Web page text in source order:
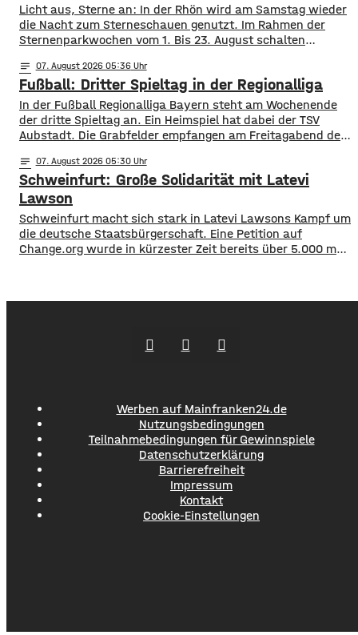
Licht aus, Sterne an: In der Rhön wird am Samstag wieder
die Nacht zum Sterneschauen genutzt. Im Rahmen der
Sternenparkwochen vom 1. Bis 23. August schalten
Grabfeld und Bad Kissingen ihre öffentliche Beleuchtung
teilweise oder komplett ab. Mit dabei sind unter anderem
Bad Neustadt, Hammelburg, Fladungen, Oberelsbach und
Wildflecken. Ziel ist
notes 07. August 2026 05:36
Fußball: Dritter Spieltag in der Regionalliga
In der Fußball Regionalliga Bayern steht am Wochenende
der dritte Spieltag an. Ein Heimspiel hat dabei der TSV
Aubstadt. Die Grabfelder empfangen am Freitagabend den
Siegen aus zwei Spielen aktuell an der Tabellenspitze
stehen, hat Aubstadt erst ein Ligaspiel absolviert, dieses
aber gegen Schweinfurt gewonnen. Anpfiff ist
notes 07. August 2026 05:30
Schweinfurt: Große Solidarität mit Latevi
Lawson
Schweinfurt macht sich stark in Latevi Lawsons Kampf um
die deutsche Staatsbürgerschaft. Eine Petition auf
Change.org wurde in kürzester Zeit bereits über 5.000 mal
Werben auf Mainfranken24.de
Nutzungsbedingungen
Teilnahmebedingungen für Gewinnspiele
Datenschutzerklärung
Barrierefreiheit
Impressum
Kontakt
Cookie-Einstellungen